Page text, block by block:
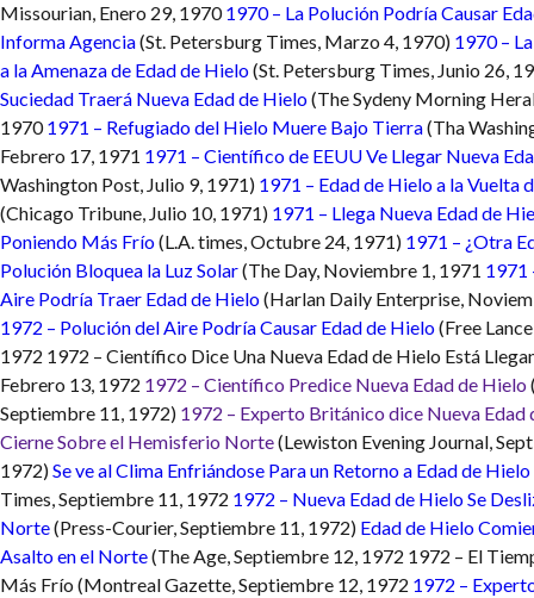
Missourian, Enero 29, 1970 1970 – La Polución Podría Causar
Informa Agencia(St. Petersburg Times, Marzo 4, 1970) 1970 –
a la Amenaza de Edad de Hielo(St. Petersburg Times, Junio 26,
Suciedad Traerá Nueva Edad de Hielo(The Sydeny Morning
1970 1971 – Refugiado del Hielo Muere Bajo Tierra(Tha
Febrero 17, 1971 1971 – Científico de EEUU Ve Llegar Nueva
Washington Post, Julio 9, 1971) 1971 – Edad de Hielo a la Vuelta
(Chicago Tribune, Julio 10, 1971) 1971 – Llega Nueva Edad de
Poniendo Más Frío(L.A. times, Octubre 24, 1971) 1971 – ¿Otra
Polución Bloquea la Luz Solar(The Day, Noviembre 1, 1971 1971
Aire Podría Traer Edad de Hielo(Harlan Daily Enterprise,
1972 – Polución del Aire Podría Causar Edad de Hielo(Free
1972 1972 – Científico Dice Una Nueva Edad de Hielo Está
Febrero 13, 1972 1972 – Científico Predice Nueva Edad de Hielo
Septiembre 11, 1972) 1972 – Experto Británico dice Nueva Edad
Cierne Sobre el Hemisferio Norte(Lewiston Evening Journal,
1972)Se ve al Clima Enfriándose Para un Retorno a Edad de Hielo
Times, Septiembre 11, 1972 1972 – Nueva Edad de Hielo Se
Norte(Press-Courier, Septiembre 11, 1972) Edad de Hielo
Asalto en el Norte(The Age, Septiembre 12, 1972 1972 – El
Más Frío (Montreal Gazette, Septiembre 12, 1972 1972 –